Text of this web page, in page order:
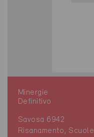
Minergie
Definitivo
Savosa 6942
Risanamento, Scuole